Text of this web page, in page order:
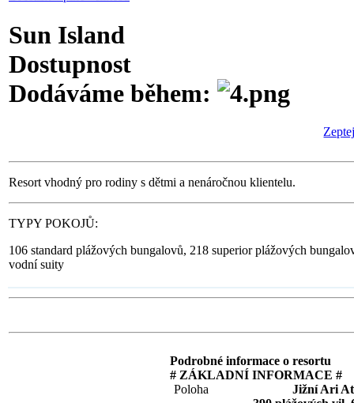
Sun Island
Dostupnost
Dodáváme během:
Resort vhodný pro rodiny s dětmi a nenáročnou klientelu.
TYPY POKOJŮ:
106 standard plážových bungalovů, 218 superior plážových
vodní suity
Podrobné informace o resortu
# ZÁKLADNÍ INFORMACE #
Poloha
Jižní Ari